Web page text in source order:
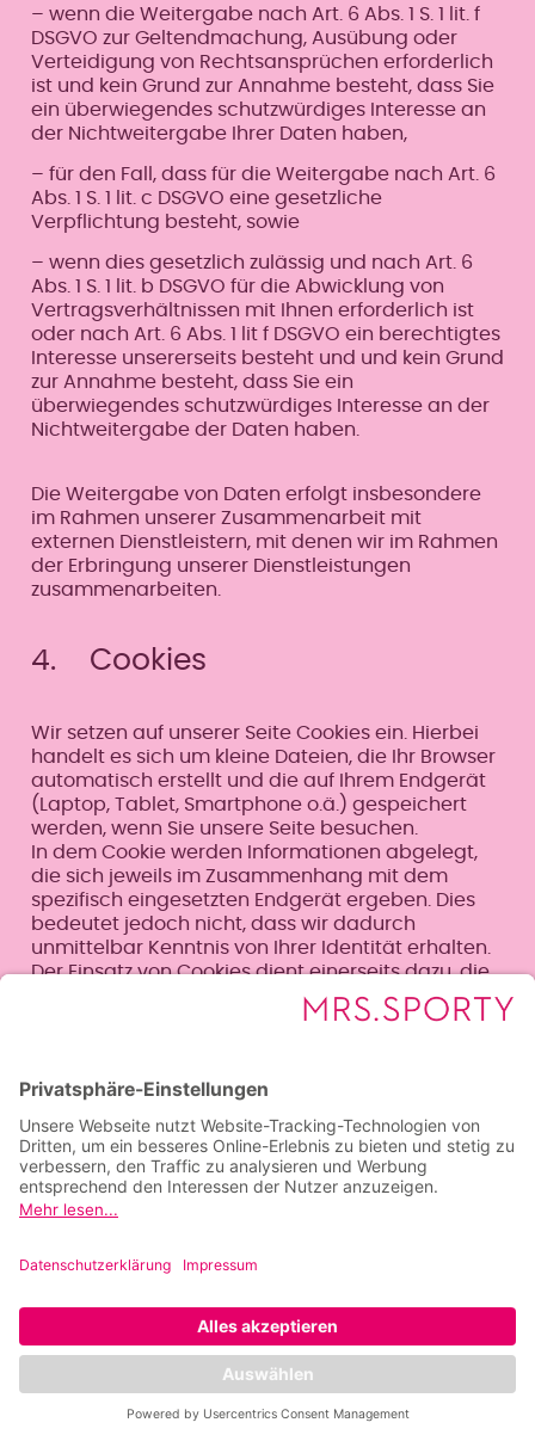
– wenn die Weitergabe nach Art. 6 Abs. 1 S. 1 lit. f
DSGVO zur Geltendmachung, Ausübung oder
Verteidigung von Rechtsansprüchen erforderlich
ist und kein Grund zur Annahme besteht, dass Sie
ein überwiegendes schutzwürdiges Interesse an
der Nichtweitergabe Ihrer Daten haben,
– für den Fall, dass für die Weitergabe nach Art. 6
Abs. 1 S. 1 lit. c DSGVO eine gesetzliche
Verpflichtung besteht, sowie
– wenn dies gesetzlich zulässig und nach Art. 6
Abs. 1 S. 1 lit. b DSGVO für die Abwicklung von
Vertragsverhältnissen mit Ihnen erforderlich ist
oder nach Art. 6 Abs. 1 lit f DSGVO ein berechtigtes
Interesse unsererseits besteht und und kein Grund
zur Annahme besteht, dass Sie ein
überwiegendes schutzwürdiges Interesse an der
Nichtweitergabe der Daten haben.
Die Weitergabe von Daten erfolgt insbesondere
im Rahmen unserer Zusammenarbeit mit
externen Dienstleistern, mit denen wir im Rahmen
der Erbringung unserer Dienstleistungen
zusammenarbeiten.
4. Cookies
Wir setzen auf unserer Seite Cookies ein. Hierbei
handelt es sich um kleine Dateien, die Ihr Browser
automatisch erstellt und die auf Ihrem Endgerät
(Laptop, Tablet, Smartphone o.ä.) gespeichert
werden, wenn Sie unsere Seite besuchen.
In dem Cookie werden Informationen abgelegt,
die sich jeweils im Zusammenhang mit dem
spezifisch eingesetzten Endgerät ergeben. Dies
bedeutet jedoch nicht, dass wir dadurch
unmittelbar Kenntnis von Ihrer Identität erhalten.
Der Einsatz von Cookies dient einerseits dazu, die
Nutzung unseres Angebots für Sie angenehmer zu
gestalten. So setzen wir sogenannte Session-
Diese werden nach Verlassen unserer Seite
automatisch gelöscht.
Darüber hinaus setzen wir ebenfalls zur
Optimierung der Benutzerfreundlichkeit
temporäre Cookies ein, die für einen bestimmten
festgelegten Zeitraum auf Ihrem Endgerät
erneut, um unsere Dienste in Anspruch zu
bereits bei uns waren und welche Eingaben und
Einstellungen sie getätigt haben, um diese nicht
noch einmal eingeben zu müssen.
Zum anderen setzten wir Cookies ein, um die
und zum Zwecke der Optimierung unseres